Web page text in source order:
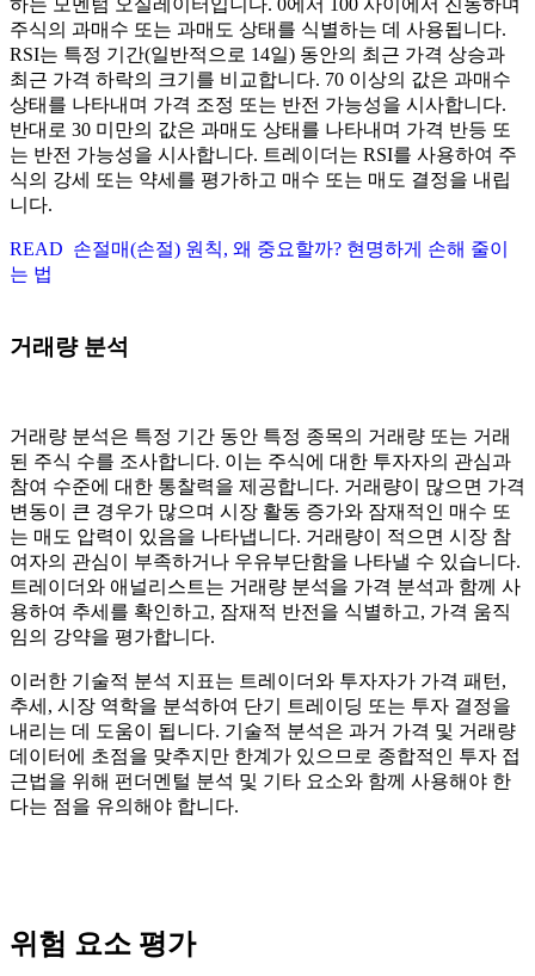
하는 모멘텀 오실레이터입니다. 0에서 100 사이에서 진동하며
주식의 과매수 또는 과매도 상태를 식별하는 데 사용됩니다.
RSI는 특정 기간(일반적으로 14일) 동안의 최근 가격 상승과
최근 가격 하락의 크기를 비교합니다. 70 이상의 값은 과매수
상태를 나타내며 가격 조정 또는 반전 가능성을 시사합니다.
반대로 30 미만의 값은 과매도 상태를 나타내며 가격 반등 또
는 반전 가능성을 시사합니다. 트레이더는 RSI를 사용하여 주
식의 강세 또는 약세를 평가하고 매수 또는 매도 결정을 내립
니다.
READ 손절매(손절) 원칙, 왜 중요할까? 현명하게 손해 줄이
는 법
거래량 분석
거래량 분석은 특정 기간 동안 특정 종목의 거래량 또는 거래
된 주식 수를 조사합니다. 이는 주식에 대한 투자자의 관심과
참여 수준에 대한 통찰력을 제공합니다. 거래량이 많으면 가격
변동이 큰 경우가 많으며 시장 활동 증가와 잠재적인 매수 또
는 매도 압력이 있음을 나타냅니다. 거래량이 적으면 시장 참
여자의 관심이 부족하거나 우유부단함을 나타낼 수 있습니다.
트레이더와 애널리스트는 거래량 분석을 가격 분석과 함께 사
용하여 추세를 확인하고, 잠재적 반전을 식별하고, 가격 움직
임의 강약을 평가합니다.
이러한 기술적 분석 지표는 트레이더와 투자자가 가격 패턴,
추세, 시장 역학을 분석하여 단기 트레이딩 또는 투자 결정을
내리는 데 도움이 됩니다. 기술적 분석은 과거 가격 및 거래량
데이터에 초점을 맞추지만 한계가 있으므로 종합적인 투자 접
근법을 위해 펀더멘털 분석 및 기타 요소와 함께 사용해야 한
다는 점을 유의해야 합니다.
위험 요소 평가